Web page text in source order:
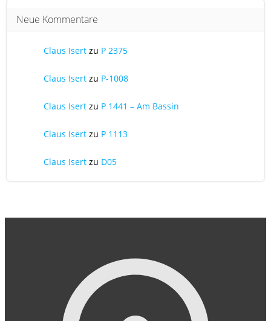
Neue Kommentare
Claus Isert zu P 2375
Claus Isert zu P-1008
Claus Isert zu P 1441 – Am Bassin
Claus Isert zu P 1113
Claus Isert zu D05